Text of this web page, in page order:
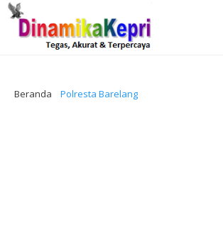
Beranda Polresta Barelang